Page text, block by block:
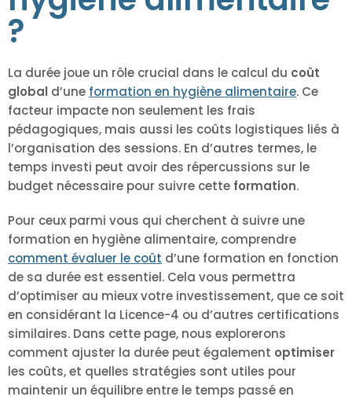
?
La durée joue un rôle crucial dans le calcul du coût
global d’une formation en hygiène alimentaire. Ce
facteur impacte non seulement les frais
pédagogiques, mais aussi les coûts logistiques liés à
l’organisation des sessions. En d’autres termes, le
temps investi peut avoir des répercussions sur le
budget nécessaire pour suivre cette formation.
Pour ceux parmi vous qui cherchent à suivre une
formation en hygiène alimentaire, comprendre
comment évaluer le coût d’une formation en fonction
de sa durée est essentiel. Cela vous permettra
d’optimiser au mieux votre investissement, que ce soit
en considérant la Licence-4 ou d’autres certifications
similaires. Dans cette page, nous explorerons
comment ajuster la durée peut également optimiser
les coûts, et quelles stratégies sont utiles pour
maintenir un équilibre entre le temps passé en